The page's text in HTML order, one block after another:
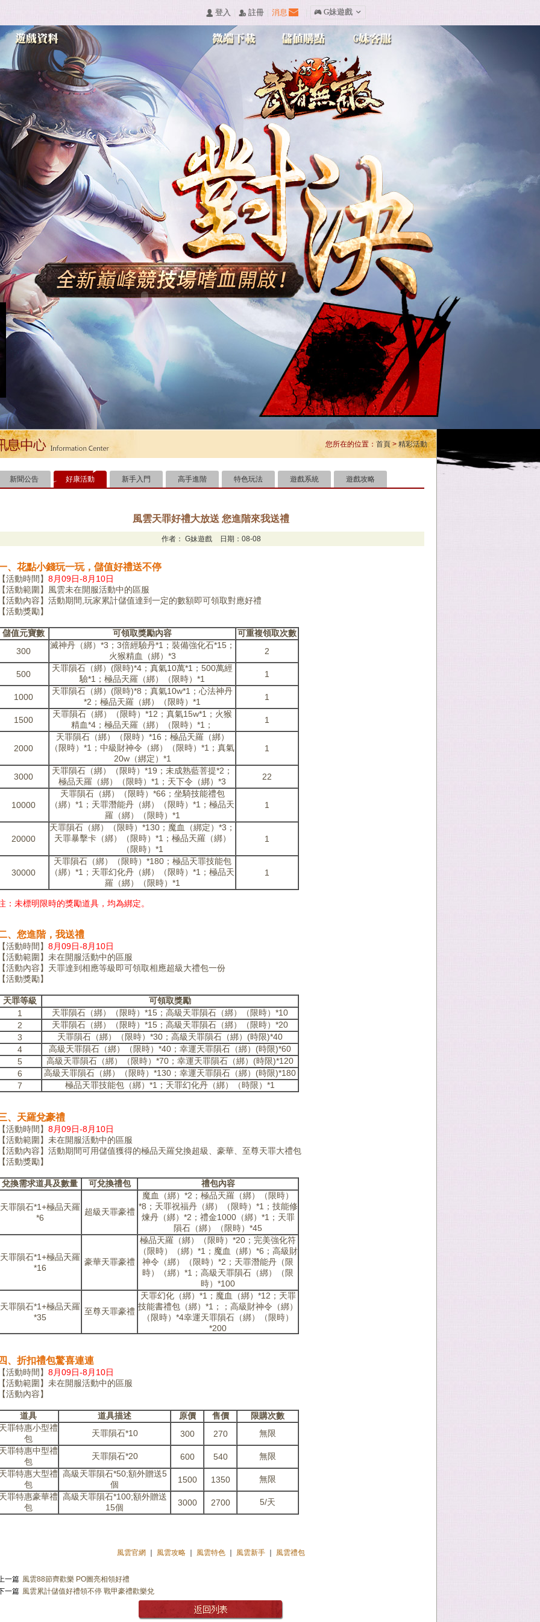
󰄭 登入 󰅍 註冊 消息 󰀷 G妹遊戲 
您所在的位置： 首頁>精彩活動
新聞公告 好康活動 新手入門 高手進階 特色玩法 遊戲系統 遊戲攻略
風雲天罪好禮大放送 您進階來我送禮
作者： G妹遊戲 日期：08-08
、花點小錢玩一玩，儲值好禮送不停
活動時間】 8月09日-8月10日
活動範圍】風雲未在開服活動中的區服
活動內容】活動期間,玩家累計儲值達到一定的數額即可領取對應好禮
活動獎勵】
儲值元寶數 可領取獎勵內容
可重複領取次數
300
滅神丹（綁）*3；3倍經驗丹*1；裝備強化石*15；
火猴精血（綁）*3
2
500
天罪隕石（綁）(限時)*4；真氣10萬*1；500萬經
驗*1；極品天羅（綁）（限時）*1
1
1000
天罪隕石（綁）(限時)*8；真氣10w*1；心法神丹
*2；極品天羅（綁）（限時）*1
1
1500
天罪隕石（綁）（限時）*12；真氣15w*1；火猴
精血*4；極品天羅（綁）（限時）*1；
1
2000
天罪隕石（綁）（限時）*16；極品天羅（綁）
（限時）*1；中級財神令（綁）（限時）*1；真氣
20w（綁定）*1
1
3000
天罪隕石（綁）（限時）*19；未成熟藍菩提*2；
極品天羅（綁）（限時）*1；天下令（綁）*3
22
10000
天罪隕石（綁）（限時）*66；坐騎技能禮包
（綁）*1；天罪潛能丹（綁）（限時）*1；極品天
羅（綁）（限時）*1
1
20000
天罪隕石（綁）（限時）*130；魔血（綁定）*3；
天罪暴擊卡（綁）（限時）*1；極品天羅（綁）
（限時）*1
1
30000
天罪隕石（綁）（限時）*180；極品天罪技能包
（綁）*1；天罪幻化丹（綁）（限時）*1；極品天
羅（綁）（限時）*1
1
：未標明限時的獎勵道具，均為綁定。
、您進階，我送禮
活動時間】 8月09日-8月10日
活動範圍】未在開服活動中的區服
活動內容】天罪達到相應等級即可領取相應超級大禮包一份
活動獎勵】
天罪等級
可領取獎勵
1
天罪隕石（綁）（限時）*15；高級天罪隕石（綁）（限時）*10
2
天罪隕石（綁）（限時）*15；高級天罪隕石（綁）（限時）*20
3
天罪隕石（綁）（限時）*30；高級天罪隕石（綁）(時限)*40
4
高級天罪隕石（綁）（限時）*40；幸運天罪隕石（綁）(時限)*60
5
高級天罪隕石（綁）（限時）*70；幸運天罪隕石（綁）(時限)*120
6
高級天罪隕石（綁）（限時）*130；幸運天罪隕石（綁）(時限)*180
7
極品天罪技能包（綁）*1；天罪幻化丹（綁）（時限）*1
、天羅兌豪禮
活動時間】 8月09日-8月10日
活動範圍】未在開服活動中的區服
活動內容】活動期間可用儲值獲得的極品天羅兌換超級、豪華、至尊天罪大禮包
活動獎勵】
兌換需求道具及數量 可兌換禮包 禮包內容
天罪隕石*1+極品天羅
*6
超級天罪豪禮
魔血（綁）*2；極品天羅（綁）（限時）
*8；天罪祝福丹（綁）（限時）*1；技能修
煉丹（綁）*2；禮金1000（綁）*1；天罪
隕石（綁）（限時）*45
天罪隕石*1+極品天羅
*16
豪華天罪豪禮
極品天羅（綁）（限時）*20；完美強化符
（限時）（綁）*1；魔血（綁）*6；高級財
神令（綁）（限時）*2；天罪潛能丹（限
時）（綁）*1；高級天罪隕石（綁）（限
時）*100
天罪隕石*1+極品天羅
*35
至尊天罪豪禮
天罪幻化（綁）*1；魔血（綁）*12；天罪
技能書禮包（綁）*1；；高級財神令（綁）
（限時）*4幸運天罪隕石（綁）（限時）
*200
、折扣禮包驚喜連連
活動時間】 8月09日-8月10日
活動範圍】未在開服活動中的區服
活動內容】
道具 道具描述 原價 售價
限購次數
罪特惠小型禮
包
天罪隕石*10 300 270
無限
罪特惠中型禮
包
天罪隕石*20 600 540
無限
罪特惠大型禮
包
高級天罪隕石*50;額外贈送5
個
1500 1350
無限
罪特惠豪華禮
包
高級天罪隕石*100;額外贈送
15個
3000 2700 5/天
風雲官網 風雲攻略 風雲特色 風雲新手 風雲禮包
一篇 風雲88節齊歡樂 PO圖亮相領好禮
一篇 風雲累計儲值好禮領不停 戰甲豪禮歡樂兌